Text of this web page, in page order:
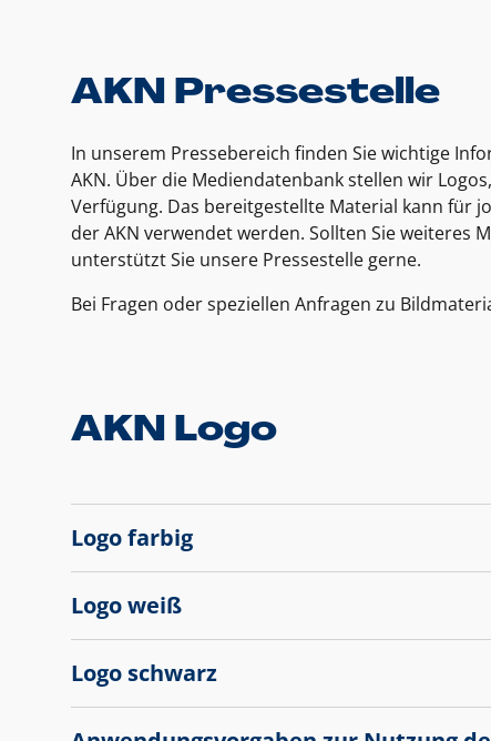
AKN Pressestelle
In unserem Pressebereich finden Sie wichtige
AKN. Über die Mediendatenbank stellen wir
Verfügung. Das bereitgestellte Material kann für
der AKN verwendet werden. Sollten Sie weiteres
unterstützt Sie unsere Pressestelle gerne.
Bei Fragen oder speziellen Anfragen zu
AKN Logo
Logo farbig
Logo weiß
Logo schwarz